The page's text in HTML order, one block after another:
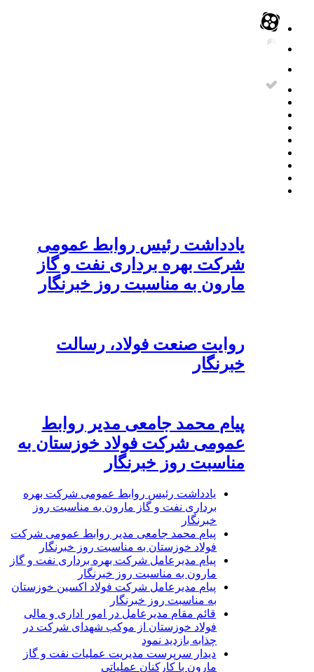
یادداشت رئیس روابط عمومی
شرکت بهره برداری نفت و گاز
مارون به مناسبت روز خبرنگار
روایت صنعت فولاد،‌ رسالت
خبرنگار
پیام محمد جامعی مدیر روابط
عمومی شرکت فولاد خوزستان به
مناسبت روز خبرنگار
یادداشت رئیس روابط عمومی شرکت بهره
برداری نفت و گاز مارون به مناسبت روز
خبرنگار
پیام محمد جامعی مدیر روابط عمومی شرکت
فولاد خوزستان به مناسبت روز خبرنگار
پیام مدیرعامل شرکت بهره برداری نفت و گاز
مارون به مناسبت روز خبرنگار
پیام مدیرعامل شرکت فولاد اکسین خوزستان
به مناسبت روز خبرنگار
قائم مقام مدیرعامل در امور اداری و مالی
فولاد خوزستان از موکب شهدای شرکت در
چذابه بازدید نمود
دیدار سرپرست مدیریت عملیات نفت و گاز
مارون با کارکنان عملیاتی